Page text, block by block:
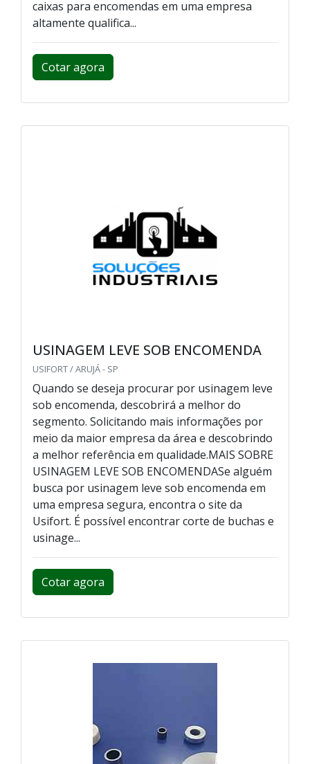
caixas para encomendas em uma empresa
altamente qualifica...
Cotar agora
USINAGEM LEVE SOB ENCOMENDA
USIFORT / ARUJÁ - SP
Quando se deseja procurar por usinagem leve
sob encomenda, descobrirá a melhor do
segmento. Solicitando mais informações por
meio da maior empresa da área e descobrindo
a melhor referência em qualidade.MAIS SOBRE
USINAGEM LEVE SOB ENCOMENDASe alguém
busca por usinagem leve sob encomenda em
uma empresa segura, encontra o site da
Usifort. É possível encontrar corte de buchas e
usinage...
Cotar agora